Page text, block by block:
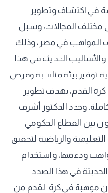
في اكتشاف وتطوير
مختلف المجالات، وسبل
المواهب في مصر، وذلك
الحديثة في هذا
توفير بيئة مناسبة وفرص
القدم، بهدف تطوير
وجدد الدكتور أشرف
بين القطاع الحكومي
والرياضية لتحقيق
ودعمها، واستخدام
في هذا الصدد،
موهبة في كرة القدم من